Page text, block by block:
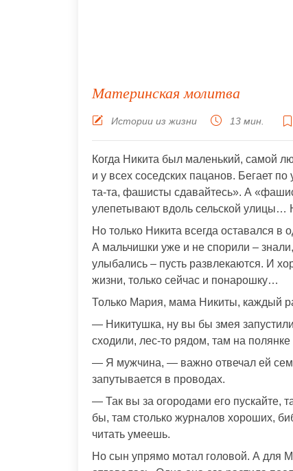
Материнская молитва
Истории из жизни 13 мин.
Когда Никита был маленький, самой
и у всех соседских пацанов. Бегает
та-та, фашисты сдавайтесь». А
улепетывают вдоль сельской
Но только Никита всегда оставался в
А мальчишки уже и не спорили –
улыбались – пусть развлекаются. И
жизни, только сейчас и понарошку…
Только Мария, мама Никиты, каждый
— Никитушка, ну вы бы змея
сходили, лес-то рядом, там на
— Я мужчина, — важно отвечал ей
запутывается в проводах.
— Так вы за огородами его пускайте,
бы, там столько журналов хороших,
читать умеешь.
Но сын упрямо мотал головой. А для